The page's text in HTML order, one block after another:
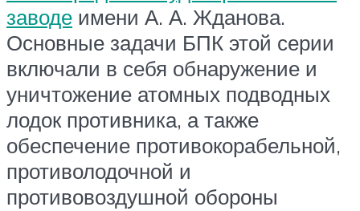
заводе имени А. А. Жданова.
Основные задачи БПК этой серии
включали в себя обнаружение и
уничтожение атомных подводных
лодок противника, а также
обеспечение противокорабельной,
противолодочной и
противовоздушной обороны